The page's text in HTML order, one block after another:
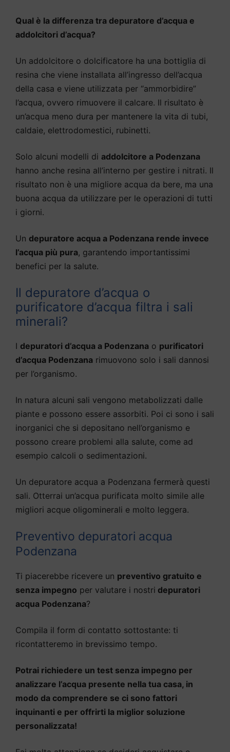
Qual è la differenza tra depuratore d’acqua e
addolcitori d’acqua?
Un addolcitore o dolcificatore ha una bottiglia di
resina che viene installata all’ingresso dell’acqua
della casa e viene utilizzata per “ammorbidire”
l’acqua, ovvero rimuovere il calcare. Il risultato è
un’acqua meno dura per mantenere la vita di tubi,
caldaie, elettrodomestici, rubinetti.
Solo alcuni modelli di addolcitore a Podenzana
hanno anche resina all’interno per gestire i nitrati. Il
risultato non è una migliore acqua da bere, ma una
buona acqua da utilizzare per le operazioni di tutti
i giorni.
Un depuratore acqua a Podenzana rende invece
l’acqua più pura, garantendo importantissimi
benefici per la salute.
Il depuratore d’acqua o
purificatore d’acqua filtra i sali
minerali?
I depuratori d’acqua a Podenzana o purificatori
d’acqua Podenzana rimuovono solo i sali dannosi
per l’organismo.
In natura alcuni sali vengono metabolizzati dalle
piante e possono essere assorbiti. Poi ci sono i sali
inorganici che si depositano nell’organismo e
possono creare problemi alla salute, come ad
esempio calcoli o sedimentazioni.
Un depuratore acqua a Podenzana fermerà questi
sali. Otterrai un’acqua purificata molto simile alle
migliori acque oligominerali e molto leggera.
Preventivo depuratori acqua
Podenzana
Ti piacerebbe ricevere un preventivo gratuito e
senza impegno per valutare i nostri depuratori
acqua Podenzana?
Compila il form di contatto sottostante: ti
ricontatteremo in brevissimo tempo.
Potrai richiedere un test senza impegno per
analizzare l’acqua presente nella tua casa, in
modo da comprendere se ci sono fattori
inquinanti e per offrirti la miglior soluzione
personalizzata!